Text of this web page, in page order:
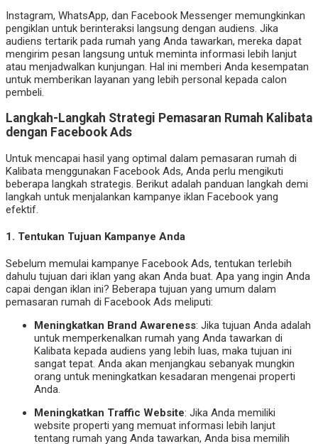
Instagram, WhatsApp, dan Facebook Messenger memungkinkan
pengiklan untuk berinteraksi langsung dengan audiens. Jika
audiens tertarik pada rumah yang Anda tawarkan, mereka dapat
mengirim pesan langsung untuk meminta informasi lebih lanjut
atau menjadwalkan kunjungan. Hal ini memberi Anda kesempatan
untuk memberikan layanan yang lebih personal kepada calon
pembeli.
Langkah-Langkah Strategi Pemasaran Rumah Kalibata
dengan Facebook Ads
Untuk mencapai hasil yang optimal dalam pemasaran rumah di
Kalibata menggunakan Facebook Ads, Anda perlu mengikuti
beberapa langkah strategis. Berikut adalah panduan langkah demi
langkah untuk menjalankan kampanye iklan Facebook yang
efektif.
1. Tentukan Tujuan Kampanye Anda
Sebelum memulai kampanye Facebook Ads, tentukan terlebih
dahulu tujuan dari iklan yang akan Anda buat. Apa yang ingin Anda
capai dengan iklan ini? Beberapa tujuan yang umum dalam
pemasaran rumah di Facebook Ads meliputi:
Meningkatkan Brand Awareness: Jika tujuan Anda adalah
untuk memperkenalkan rumah yang Anda tawarkan di
Kalibata kepada audiens yang lebih luas, maka tujuan ini
sangat tepat. Anda akan menjangkau sebanyak mungkin
orang untuk meningkatkan kesadaran mengenai properti
Anda.
Meningkatkan Traffic Website: Jika Anda memiliki
website properti yang memuat informasi lebih lanjut
tentang rumah yang Anda tawarkan, Anda bisa memilih